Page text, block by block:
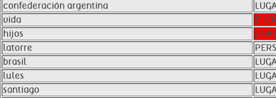
confederación argentina
vida
hijos
latorre
brasil
lules
santiago